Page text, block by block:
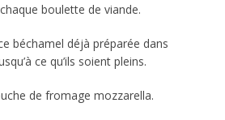
boulette de viande.
béchamel déjà préparée dans
ce qu’ils soient pleins.
de fromage mozzarella.